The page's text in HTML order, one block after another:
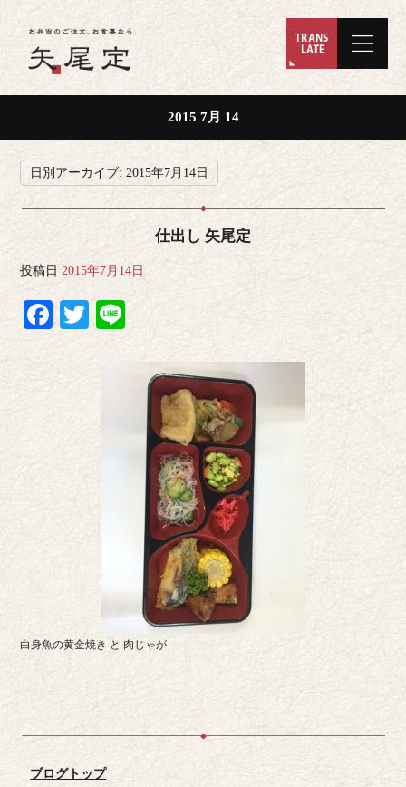
2015 7月 14
日別アーカイブ:2015年7月14日
仕出し 矢尾定
投稿日 2015年7月14日
Facebook
Twitter
白身魚の黄金焼き と 肉じゃが
ブログトップ